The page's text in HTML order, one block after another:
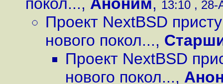
13:10 , 28-
Проект NextBSD
нового покол...,
Проект NextBSD
нового покол...,